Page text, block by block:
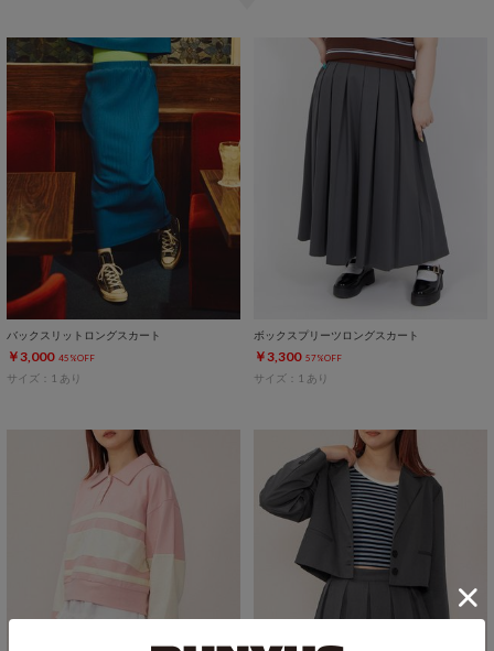
バックスリットロングスカート
￥3,000 45%OFF
サイズ：1 あり
ボックスプリーツロングスカート
￥3,300 57%OFF
サイズ：1 あり